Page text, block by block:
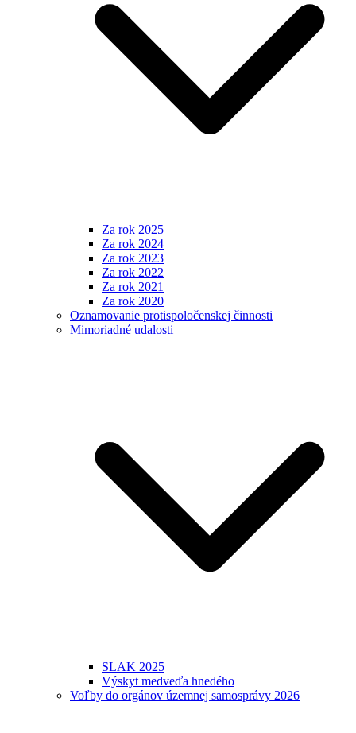
Za rok 2025
Za rok 2024
Za rok 2023
Za rok 2022
Za rok 2021
Za rok 2020
Oznamovanie protispoločenskej činnosti
Mimoriadné udalosti
SLAK 2025
Výskyt medveďa hnedého
Voľby do orgánov územnej samosprávy 2026